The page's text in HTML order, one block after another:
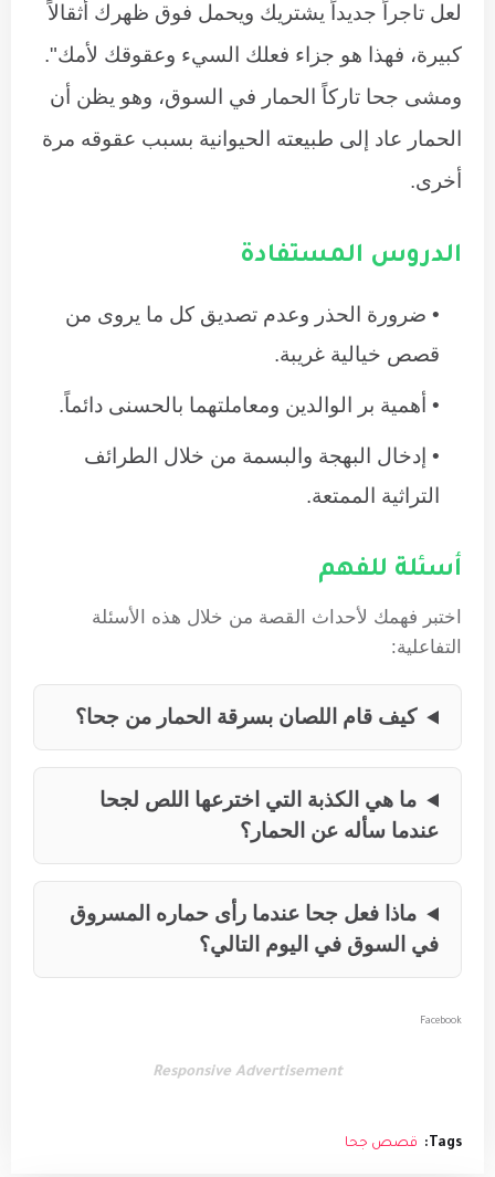
لعل تاجراً جديداً يشتريك ويحمل فوق ظهرك أثقالاً
كبيرة، فهذا هو جزاء فعلك السيء وعقوقك لأمك".
ومشى جحا تاركاً الحمار في السوق، وهو يظن أن
الحمار عاد إلى طبيعته الحيوانية بسبب عقوقه مرة
أخرى.
الدروس المستفادة
ضرورة الحذر وعدم تصديق كل ما يروى من
قصص خيالية غريبة.
أهمية بر الوالدين ومعاملتهما بالحسنى دائماً.
إدخال البهجة والبسمة من خلال الطرائف
التراثية الممتعة.
أسئلة للفهم
اختبر فهمك لأحداث القصة من خلال هذه الأسئلة
التفاعلية:
كيف قام اللصان بسرقة الحمار من جحا؟
ما هي الكذبة التي اخترعها اللص لجحا
عندما سأله عن الحمار؟
ماذا فعل جحا عندما رأى حماره المسروق
في السوق في اليوم التالي؟
Facebook
Responsive Advertisement
Tags: قصص جحا